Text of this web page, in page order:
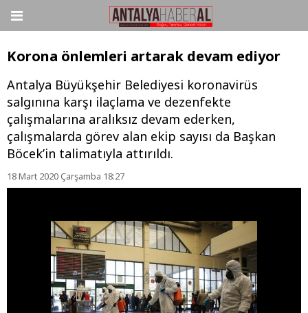
Korona önlemleri artarak devam ediyor
Antalya Büyükşehir Belediyesi koronavirüs
salgınına karşı ilaçlama ve dezenfekte
çalışmalarına aralıksız devam ederken,
çalışmalarda görev alan ekip sayısı da Başkan
Böcek’in talimatıyla attırıldı.
18 Mart 2020 Çarşamba 18:27